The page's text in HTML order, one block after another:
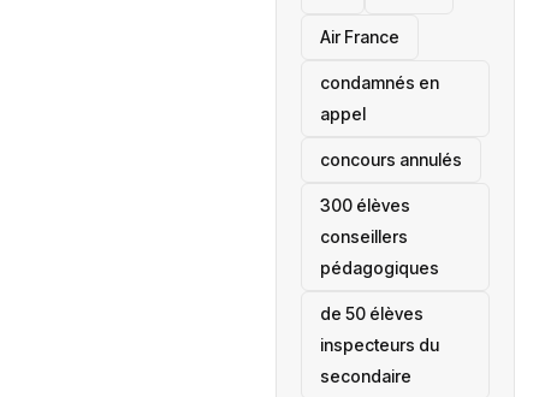
Air France
condamnés en
appel
concours annulés
300 élèves
conseillers
pédagogiques
de 50 élèves
inspecteurs du
secondaire